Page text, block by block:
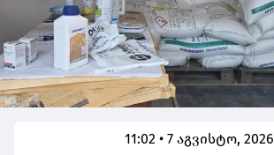
11:02 • 7 აგვისტო, 2026